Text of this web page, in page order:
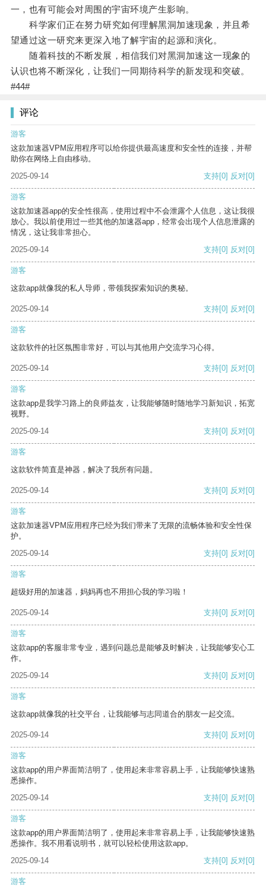
一，也有可能会对周围的宇宙环境产生影响。
科学家们正在努力研究如何理解黑洞加速现象，并且希
望通过这一研究来更深入地了解宇宙的起源和演化。
随着科技的不断发展，相信我们对黑洞加速这一现象的
认识也将不断深化，让我们一同期待科学的新发现和突破。
#44#
评论
游客
这款加速器VPM应用程序可以给你提供最高速度和安全性的连接，并帮
助你在网络上自由移动。
2025-09-14
支持[0] 反对[0]
游客
这款加速器app的安全性很高，使用过程中不会泄露个人信息，这让我很
放心。我以前使用过一些其他的加速器app，经常会出现个人信息泄露的
情况，这让我非常担心。
2025-09-14
支持[0] 反对[0]
游客
这款app就像我的私人导师，带领我探索知识的奥秘。
2025-09-14 支持[0] 反对[0]
游客
这款软件的社区氛围非常好，可以与其他用户交流学习心得。
2025-09-14 支持[0] 反对[0]
游客
这款app是我学习路上的良师益友，让我能够随时随地学习新知识，拓宽
视野。
2025-09-14
支持[0] 反对[0]
游客
这款软件简直是神器，解决了我所有问题。
2025-09-14 支持[0] 反对[0]
游客
这款加速器VPM应用程序已经为我们带来了无限的流畅体验和安全性保
护。
2025-09-14
支持[0] 反对[0]
游客
超级好用的加速器，妈妈再也不用担心我的学习啦！
2025-09-14 支持[0] 反对[0]
游客
这款app的客服非常专业，遇到问题总是能够及时解决，让我能够安心工
作。
2025-09-14
支持[0] 反对[0]
游客
这款app就像我的社交平台，让我能够与志同道合的朋友一起交流。
2025-09-14 支持[0] 反对[0]
游客
这款app的用户界面简洁明了，使用起来非常容易上手，让我能够快速熟
悉操作。
2025-09-14
支持[0] 反对[0]
游客
这款app的用户界面简洁明了，使用起来非常容易上手，让我能够快速熟
悉操作。我不用看说明书，就可以轻松使用这款app。
2025-09-14
支持[0] 反对[0]
游客